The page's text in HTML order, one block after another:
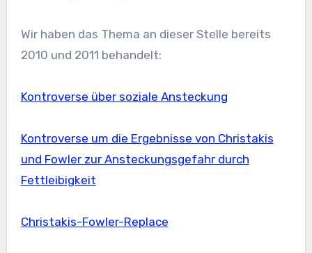
Wir haben das Thema an dieser Stelle bereits
2010 und 2011 behandelt:
Kontroverse über soziale Ansteckung
Kontroverse um die Ergebnisse von Christakis
und Fowler zur Ansteckungsgefahr durch
Fettleibigkeit
Christakis-Fowler-Replace